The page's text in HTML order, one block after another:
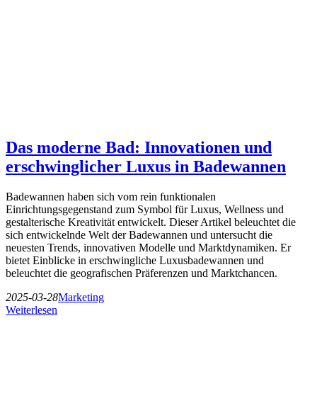
Das moderne Bad: Innovationen und
erschwinglicher Luxus in Badewannen
Badewannen haben sich vom rein funktionalen
Einrichtungsgegenstand zum Symbol für Luxus, Wellness und
gestalterische Kreativität entwickelt. Dieser Artikel beleuchtet die
sich entwickelnde Welt der Badewannen und untersucht die
neuesten Trends, innovativen Modelle und Marktdynamiken. Er
bietet Einblicke in erschwingliche Luxusbadewannen und
beleuchtet die geografischen Präferenzen und Marktchancen.
2025-03-28Marketing
Weiterlesen